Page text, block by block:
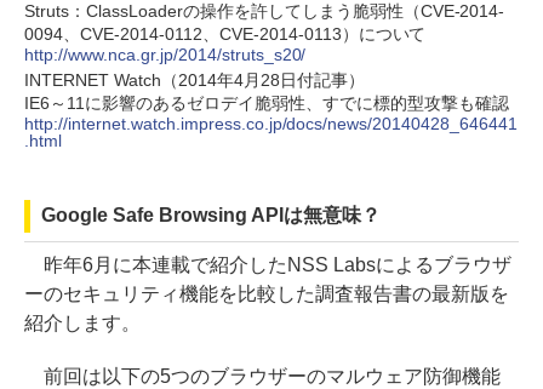
Struts：ClassLoaderの操作を許してしまう脆弱性（CVE-2014-
0094、CVE-2014-0112、CVE-2014-0113）について
http://www.nca.gr.jp/2014/struts_s20/
INTERNET Watch（2014年4月28日付記事）
IE6～11に影響のあるゼロデイ脆弱性、すでに標的型攻撃も確認
http://internet.watch.impress.co.jp/docs/news/20140428_646441
.html
Google Safe Browsing APIは無意味？
昨年6月に本連載で紹介したNSS Labsによるブラウザ
ーのセキュリティ機能を比較した調査報告書の最新版を
紹介します。
前回は以下の5つのブラウザーのマルウェア防御機能